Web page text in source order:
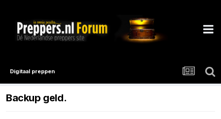
Digitaal preppen
Backup geld.